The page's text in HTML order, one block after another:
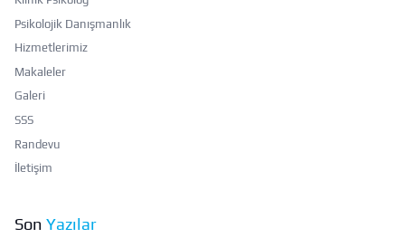
Psikolojik Danışmanlık
Hizmetlerimiz
Makaleler
Galeri
SSS
Randevu
İletişim
Son Yazılar